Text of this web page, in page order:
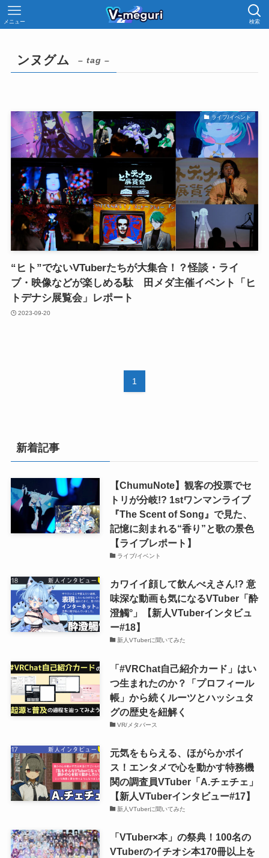
検索
メニュー
ンヌグム – tag –
ライブ/イベント
“ヒト”でないVTuberたちが大集合！？怪談・ライ
ブ・映像などが楽しめる駄ゞ田メダ主催イベント「ヒ
トデナシ展覧会」レポート
2023-09-20
1
新着記事
【ChumuNote】観客の投票でセ
トリが分岐!? 1stワンマンライブ
『The Scent of Song』で見た、
記憶に刻まれる“香り”と歌の景色
【ライブレポート】
ライブ/イベント
カワイイ顔して飲んべえさん!? 意
味深な動画も気になるVTuber「酔
澄觸°」【新人VTuberインタビュ
ー#18】
新人VTuberに聞いてみた
「#VRChat自己紹介カード」はい
つ生まれたのか？「プロフィール
帳」から続くルーツとハッシュタ
グの歴史を紐解く
VR/メタバース
元気をもらえる、ほがらかボイ
ス！エンタメで心を動かす特務機
関の調査員VTuber「A.チェチェ」
【新人VTuberインタビュー#17】
新人VTuberに聞いてみた
「VTuber×本」の祭典！100名の
VTuberのイチオシ本170冊以上を